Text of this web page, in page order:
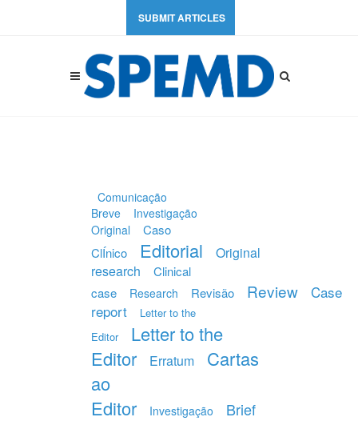
SUBMIT ARTICLES
Comunicação
Breve
Investigação
Original
Caso
ClÍnico
Editorial
Original
research
Clinical
case
Research Revisão Review
Case
report
Letter to the
Editor
Letter to the
Editor
Erratum
Cartas
ao
Editor
Investigação
Brief